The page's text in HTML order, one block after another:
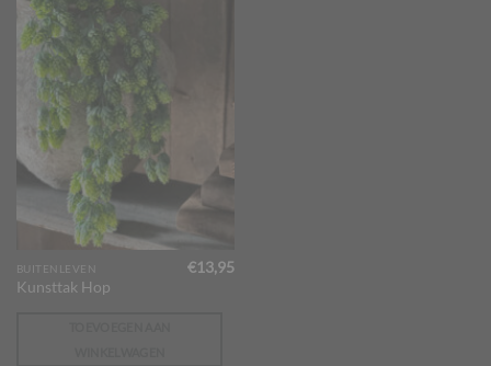
BUITENLEVEN
Kunsttak Hop
€13,95